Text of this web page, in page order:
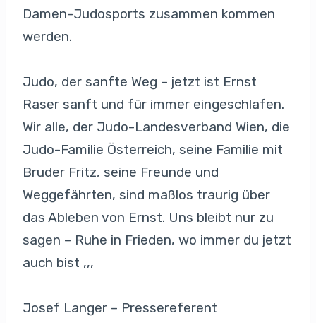
Damen-Judosports zusammen kommen
werden.
Judo, der sanfte Weg – jetzt ist Ernst
Raser sanft und für immer eingeschlafen.
Wir alle, der Judo-Landesverband Wien, die
Judo-Familie Österreich, seine Familie mit
Bruder Fritz, seine Freunde und
Weggefährten, sind maßlos traurig über
das Ableben von Ernst. Uns bleibt nur zu
sagen – Ruhe in Frieden, wo immer du jetzt
auch bist ,,,
Josef Langer – Pressereferent